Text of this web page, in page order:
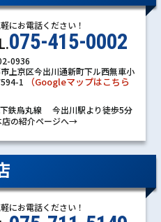
にお電話ください！
075-415-0002
0936
上京区今出川通新町下ル西無車小
1
（Googleマップはこちら
鉄烏丸線 今出川駅より徒歩5分
の紹介ページへ→
にお電話ください！